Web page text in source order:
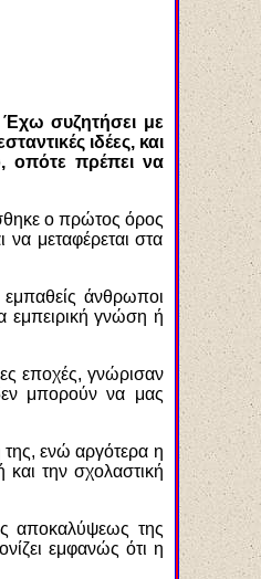
Έχω συζητήσει με
ιδέες, και
οπότε πρέπει να
ο πρώτος όρος
μεταφέρεται στα
εμπαθείς άνθρωποι
εμπειρική γνώση ή
εποχές, γνώρισαν
μπορούν να μας
της, ενώ αργότερα η
την σχολαστική
αποκαλύψεως της
εμφανώς ότι η